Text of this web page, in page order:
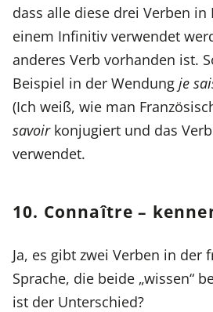
dass alle diese drei Verben
einem Infinitiv verwendet
anderes Verb vorhanden ist.
Beispiel in der Wendung je
(Ich weiß, wie man
savoirkonjugiert und das Verb
verwendet.
10. Connaître –
Ja, es gibt zwei Verben in der
Sprache, die beide „wissen“
ist der Unterschied?